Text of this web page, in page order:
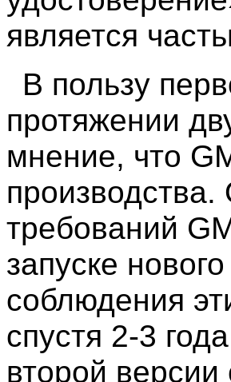
является
В пользу
протяжении
мнение, что
требований
запуске
соблюдения
спустя 2-3
второй версии